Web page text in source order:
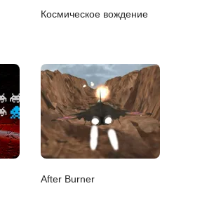
Космическое вождение
After Burner